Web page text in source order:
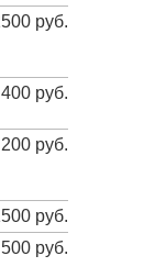
руб.
руб.
руб.
руб.
руб.